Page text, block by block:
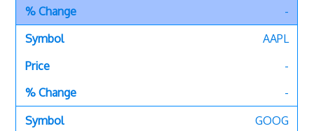
-
AAPL
-
-
GOOG